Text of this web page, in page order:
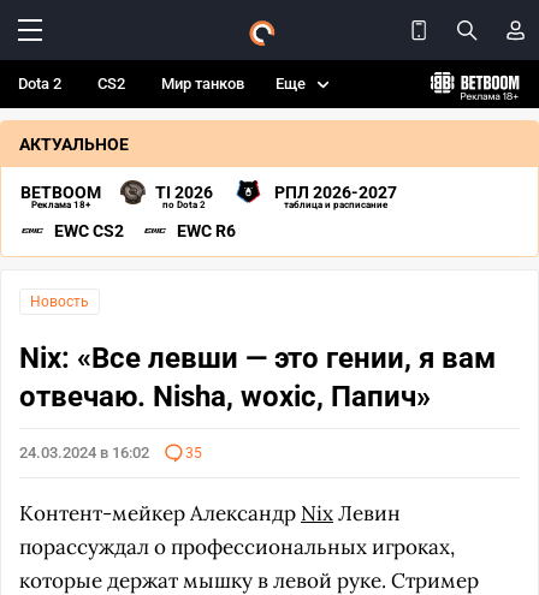
Dota 2 CS2 Мир танков Еще
АКТУАЛЬНОЕ
BETBOOM
Реклама 18+
TI 2026
по Dota 2
РПЛ 2026-2027
таблица и расписание
EWC CS2 EWC R6
Новость
Nix: «Все левши — это гении, я вам
отвечаю. Nisha, woxic, Папич»
24.03.2024 в 16:02 35
Контент-мейкер Александр NixЛевин
порассуждал о профессиональных игроках,
которые держат мышку в левой руке. Стример